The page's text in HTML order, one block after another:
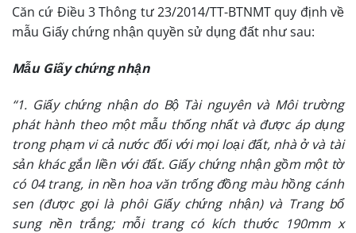
Căn cứ Điều 3 Thông tư 23/2014/TT-BTNMT quy định về
mẫu Giấy chứng nhận quyền sử dụng đất như sau:
Mẫu Giấy chứng nhận
“1. Giấy chứng nhận do Bộ Tài nguyên và Môi trường
phát hành theo một mẫu thống nhất và được áp dụng
trong phạm vi cả nước đối với mọi loại đất, nhà ở và tài
sản khác gắn liền với đất. Giấy chứng nhận gồm một tờ
có 04 trang, in nền hoa văn trống đồng màu hồng cánh
sen (được gọi là phôi Giấy chứng nhận) và Trang bổ
sung nền trắng; mỗi trang có kích thước 190mm x